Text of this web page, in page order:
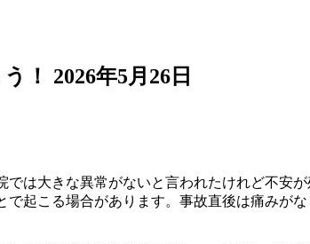
！
2026年5月26日
は大きな異常がないと言われたけれど不安
起こる場合があります。事故直後は痛みが